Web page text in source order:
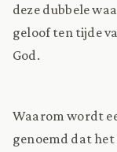
deze dubbele
geloof ten tijde
God.
Waarom wordt
genoemd dat het